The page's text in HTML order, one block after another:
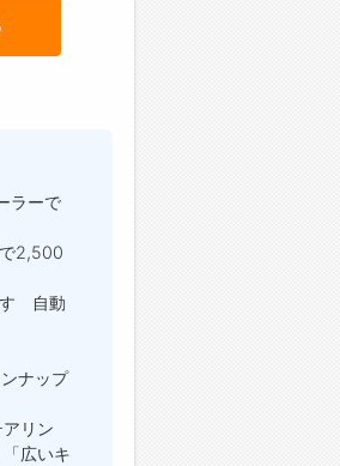
ラーで
2,500
ゞ自動
ナップ
リン
広いキ